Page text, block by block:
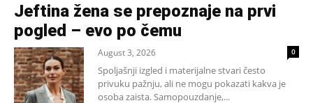
Jeftina žena se prepoznaje na prvi
pogled – evo po čemu
August 3, 2026 0
Spoljašnji izgled i materijalne stvari često
privuku pažnju, ali ne mogu pokazati kakva je
osoba zaista. Samopouzdanje,...